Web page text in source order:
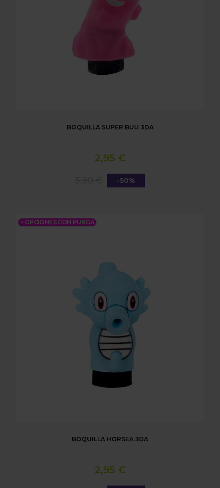
BOQUILLA SUPER BUU 3DA
2,95 €
-50%
+ OPCIONES CON PURGA
BOQUILLA HORSEA 3DA
BOQUILLA HORSEA 3DA
2,95 €